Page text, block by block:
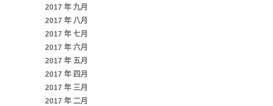
2017 年 九月
2017 年 八月
2017 年 七月
2017 年 六月
2017 年 五月
2017 年 四月
2017 年 三月
2017 年 二月